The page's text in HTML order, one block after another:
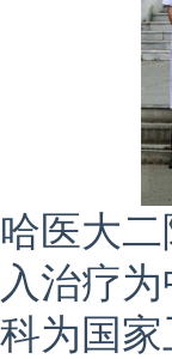
哈医大
入治疗
科为国